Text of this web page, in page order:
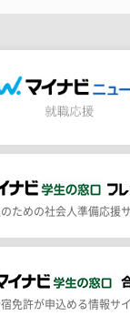
ための社会人準備応援
免許が申込める情報サ